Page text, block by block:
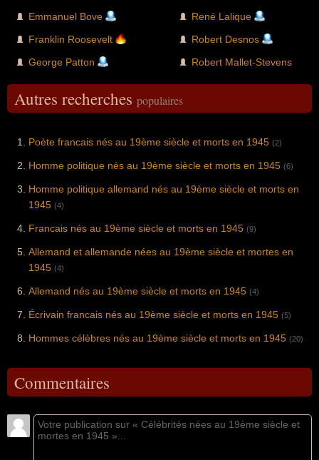
Emmanuel Bove
Franklin Roosevelt
George Patton
René Lalique
Robert Desnos
Robert Mallet-Stevens
Autres recherches populaires
Poète francais nés au 19ème siècle et morts en 1945 (2)
Homme politique nés au 19ème siècle et morts en 1945 (6)
Homme politique allemand nés au 19ème siècle et morts en
1945 (4)
Francais nés au 19ème siècle et morts en 1945 (9)
Allemand et allemande nées au 19ème siècle et mortes en
1945 (4)
Allemand nés au 19ème siècle et morts en 1945 (4)
Écrivain francais nés au 19ème siècle et morts en 1945 (5)
Hommes célèbres nés au 19ème siècle et morts en 1945 (20)
Commentaires